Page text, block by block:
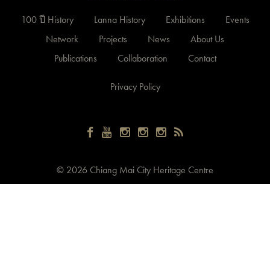
100 ปี History Lanna History Exhibitions
Events
Network
Projects News
About Us
Publications
Collaboration Contact
Privacy Policy
© 2026 Chiang Mai City Heritage Centre